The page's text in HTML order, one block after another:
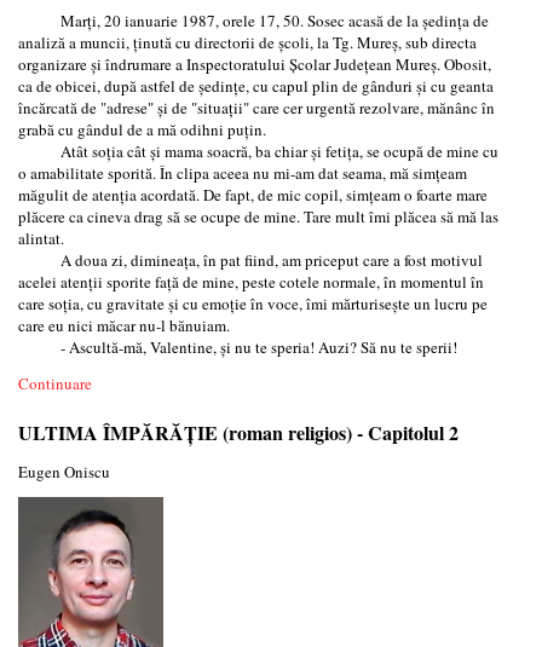
Marți, 20 ianuarie 1987, orele 17, 50. Sosec acasă de la ședința de
analiză a muncii, ținută cu directorii de școli, la Tg. Mureș, sub directa
organizare și îndrumare a Inspectoratului Școlar Județean Mureș. Obosit,
ca de obicei, după astfel de ședințe, cu capul plin de gânduri și cu geanta
încărcată de "adrese" și de "situații" care cer urgentă rezolvare, mănânc în
grabă cu gândul de a mă odihni puțin.
Atât soția cât și mama soacră, ba chiar și fetița, se ocupă de mine cu
o amabilitate sporită. În clipa aceea nu mi-am dat seama, mă simțeam
măgulit de atenția acordată. De fapt, de mic copil, simțeam o foarte mare
plăcere ca cineva drag să se ocupe de mine. Tare mult îmi plăcea să mă las
alintat.
A doua zi, dimineața, în pat fiind, am priceput care a fost motivul
acelei atenții sporite față de mine, peste cotele normale, în momentul în
care soția, cu gravitate și cu emoție în voce, îmi mărturisește un lucru pe
care eu nici măcar nu-l bănuiam.
- Ascultă-mă, Valentine, și nu te speria! Auzi? Să nu te sperii!
Continuare
ULTIMA ÎMPĂRĂȚIE (roman religios) - Capitolul 2
Eugen Oniscu